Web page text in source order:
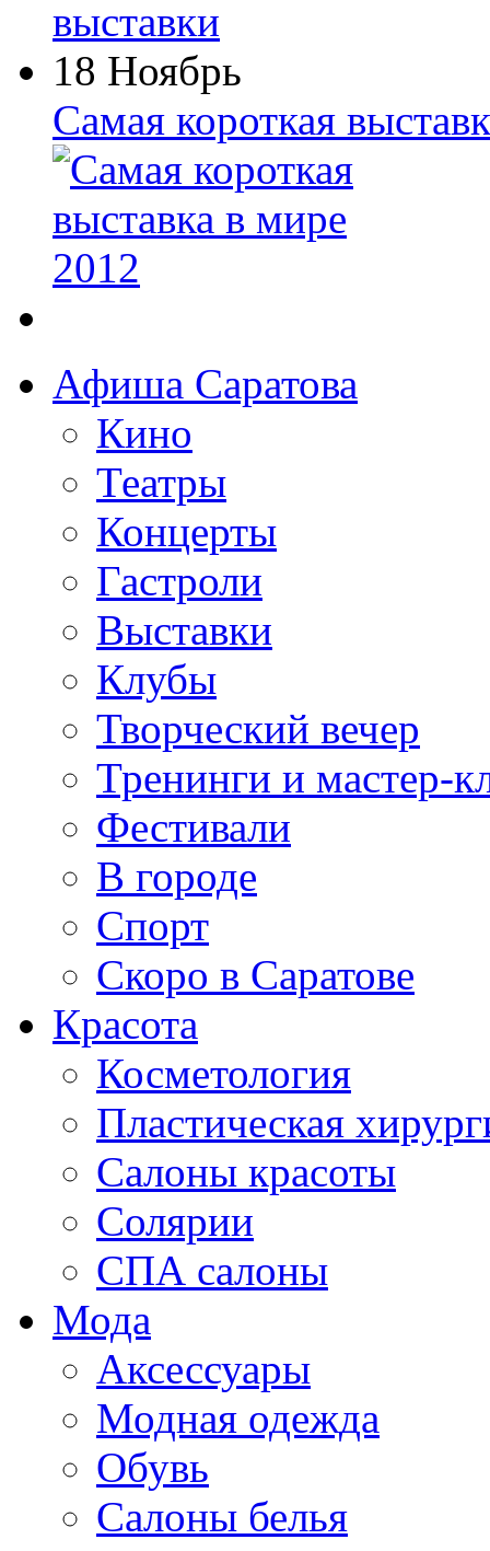
18 Ноябрь
Самая короткая
Афиша Саратова
Кино
Театры
Концерты
Гастроли
Выставки
Клубы
Творческий вечер
Тренинги и мастер-
Фестивали
В городе
Спорт
Скоро в Саратове
Красота
Косметология
Пластическая
Салоны красоты
Солярии
СПА салоны
Мода
Аксессуары
Модная одежда
Обувь
Салоны белья